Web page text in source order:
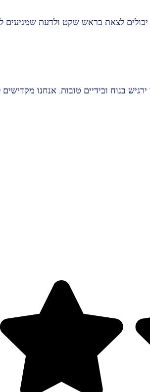
כשבוחרים להצטלם אצלנו יכולים לצאת בראש שקט
בנוח ובידיים טובות. אנחנו